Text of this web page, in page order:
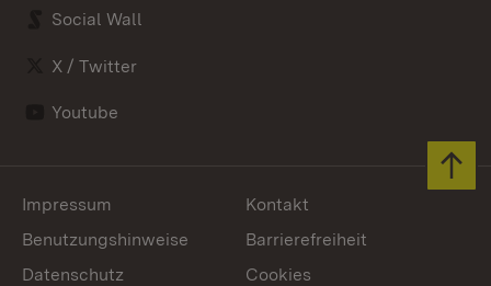
Social Wall
X / Twitter
Youtube
Impressum
Kontakt
Benutzungshinweise
Barrierefreiheit
Datenschutz
Cookies